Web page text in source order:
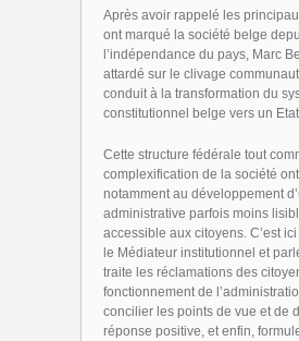
Après avoir rappelé les
ont marqué la société belge
l’indépendance du pays, Marc
attardé sur le clivage
conduit à la transformation du
constitutionnel belge vers un
Cette structure fédérale tout
complexification de la société
notamment au développement
administrative parfois moins
accessible aux citoyens. C’est
le Médiateur institutionnel et
traite les réclamations des
fonctionnement de
concilier les points de vue et de
réponse positive, et enfin,